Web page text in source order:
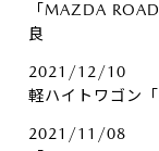
「MAZDA
良
2021/12/10
軽ハイトワゴン
2021/11/08